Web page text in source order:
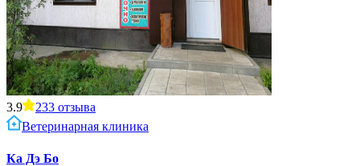
3.9 233 отзыва
Ветеринарная клиника
Ка Дэ Бо